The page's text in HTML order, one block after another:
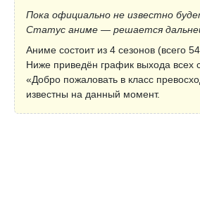
Пока официально не известно
Статус аниме — решается
Аниме состоит из 4 сезонов (всего
Ниже приведён график выхода всех
«Добро пожаловать в класс
известны на данный момент.